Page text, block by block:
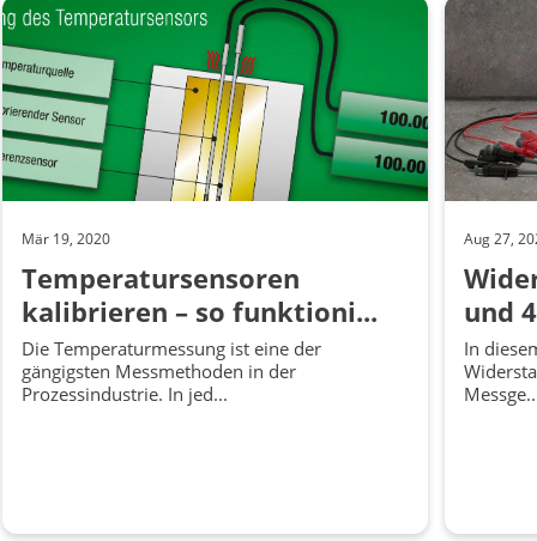
Mär 19, 2020
Temperatursensoren
kalibrieren – so funktioni...
Die Temperaturmessung ist eine der
gängigsten Messmethoden in der
Prozessindustrie. In jed...
Aug 27,
und
In